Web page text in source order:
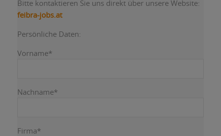
Bitte kontaktieren Sie uns direkt über unsere Website:
feibra-jobs.at
Persönliche Daten:
Your
Vorname*
Nachname*
Firma*